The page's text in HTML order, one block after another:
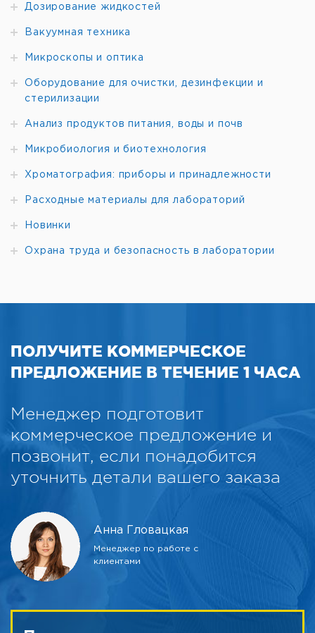
Дозирование жидкостей
Вакуумная техника
Микроскопы и оптика
Оборудование для очистки, дезинфекции и
стерилизации
Анализ продуктов питания, воды и почв
Микробиология и биотехнология
Хроматография: приборы и принадлежности
Расходные материалы для лабораторий
Новинки
Охрана труда и безопасность в лаборатории
ПОЛУЧИТЕ КОММЕРЧЕСКОЕ
ПРЕДЛОЖЕНИЕ В ТЕЧЕНИЕ 1 ЧАСА
Менеджер подготовит
коммерческое предложение и
позвонит, если понадобится
уточнить детали вашего заказа
Анна Гловацкая
Менеджер по работе с
клиентами